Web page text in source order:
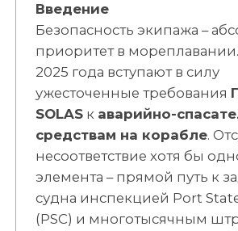
Введение
Безопасность экипажа –
приоритет в мореплавании.
2025 года вступают в силу
ужесточенные требования
SOLASк аварийно-
средствам на корабле.
несоответствие хотя бы
элемента – прямой путь к
судна инспекцией Port
(PSC) и многотысячным